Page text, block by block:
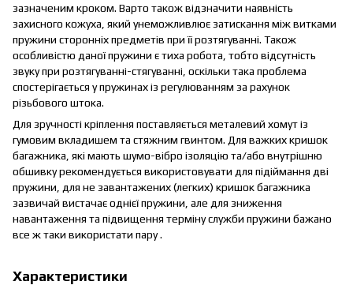
зазначеним кроком. Варто також відзначити наявність
захисного кожуха, який унеможливлює затискання між витками
пружини сторонніх предметів при її розтягуванні. Також
особливістю даної пружини є тиха робота, тобто відсутність
звуку при розтягуванні-стягуванні, оскільки така проблема
спостерігається у пружинах із регулюванням за рахунок
різьбового штока.
Для зручності кріплення поставляється металевий хомут із
гумовим вкладишем та стяжним гвинтом. Для важких кришок
багажника, які мають шумо-вібро ізоляцію та/або внутрішню
обшивку рекомендується використовувати для підіймання дві
пружини, для не завантажених (легких) кришок багажника
зазвичай вистачає однієї пружини, але для зниження
навантаження та підвищення терміну служби пружини бажано
все ж таки використати пару .
Характеристики